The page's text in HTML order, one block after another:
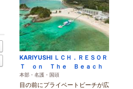
KARIYUSHI ＬＣＨ．ＲＥＳＯＲ
Ｔ ｏｎ Ｔｈｅ Ｂｅａｃｈ
本部・名護・国頭
目の前にプライベートビーチが広